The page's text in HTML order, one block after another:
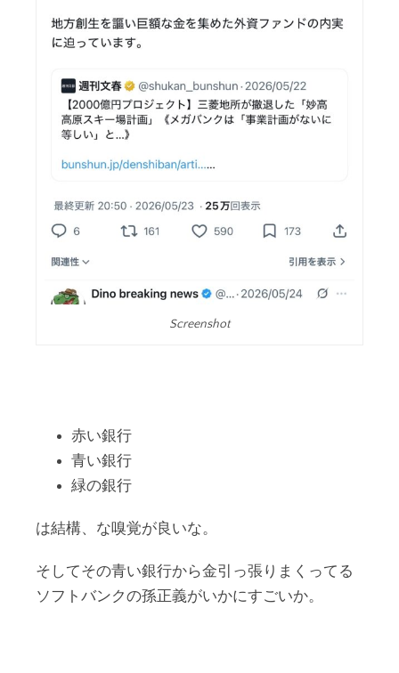
Screenshot
赤い銀行
青い銀行
緑の銀行
は結構、な嗅覚が良いな。
そしてその青い銀行から金引っ張りまくってる
ソフトバンクの孫正義がいかにすごいか。